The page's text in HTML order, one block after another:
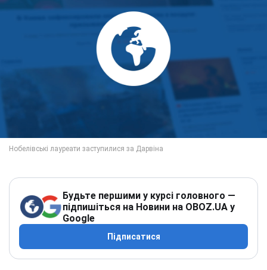
Будьте першими у курсі головного —
підпишіться на Новини на OBOZ.UA у
Google
Підписатися